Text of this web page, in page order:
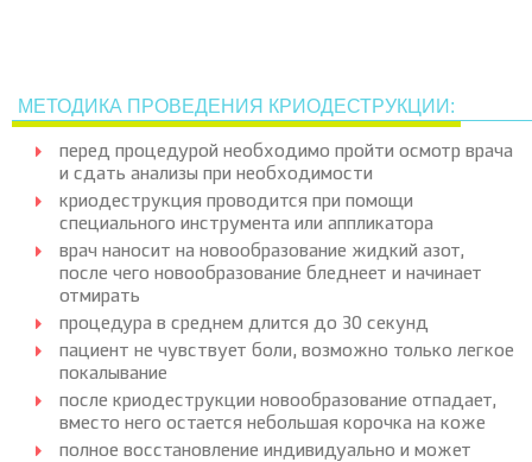
МЕТОДИКА ПРОВЕДЕНИЯ КРИОДЕСТРУКЦИИ:
перед процедурой необходимо пройти осмотр врача
и сдать анализы при необходимости
криодеструкция проводится при помощи
специального инструмента или аппликатора
врач наносит на новообразование жидкий азот,
после чего новообразование бледнеет и начинает
отмирать
процедура в среднем длится до 30 секунд
пациент не чувствует боли, возможно только легкое
покалывание
после криодеструкции новообразование отпадает,
вместо него остается небольшая корочка на коже
полное восстановление индивидуально и может